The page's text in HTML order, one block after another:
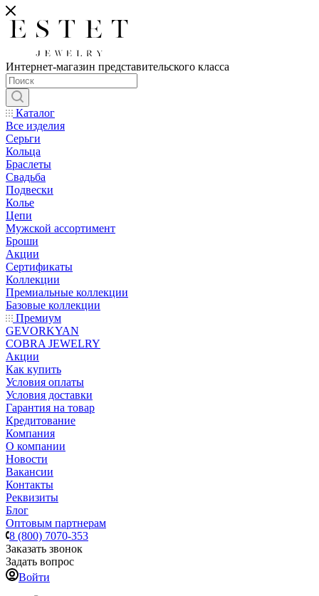
Интернет-магазин представительского класса
Каталог
Все изделия
Серьги
Кольца
Браслеты
Свадьба
Подвески
Колье
Цепи
Мужской ассортимент
Броши
Акции
Сертификаты
Коллекции
Премиальные коллекции
Базовые коллекции
Премиум
GEVORKYAN
COBRA JEWELRY
Акции
Как купить
Условия оплаты
Условия доставки
Гарантия на товар
Кредитование
Компания
О компании
Новости
Вакансии
Контакты
Реквизиты
Блог
Оптовым партнерам
8 (800) 7070-353
Заказать звонок
Задать вопрос
Войти